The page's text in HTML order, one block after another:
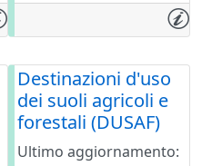
Destinazioni d'uso
dei suoli agricoli e
forestali (DUSAF)
Ultimo aggiornamento: